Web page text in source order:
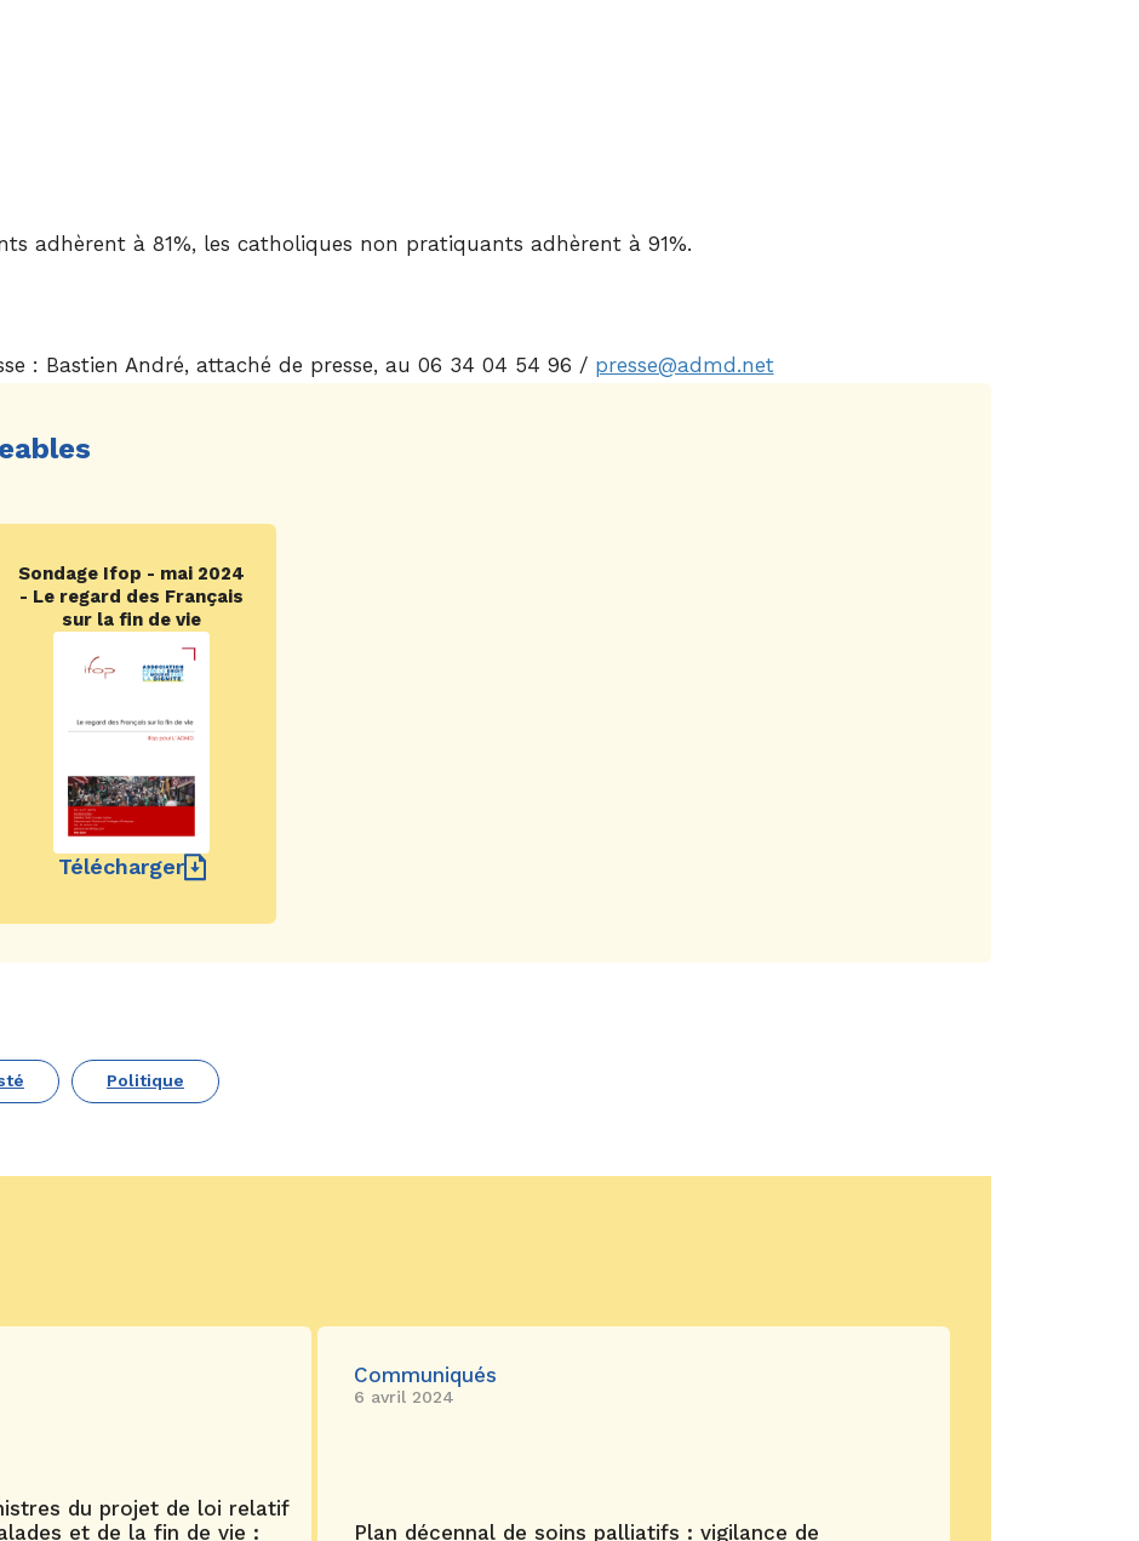
à 81%, les catholiques non pratiquants adhèrent à 91%.
: Bastien André, attaché de presse, au 06 34 04 54 96 / presse@admd.net
Sondage Ifop - mai 2024
- Le regard des Français
sur la fin de vie
Télécharger
Politique
du projet de loi relatif
et de la fin de vie :
Communiqués
6 avril 2024
Plan décennal de soins palliatifs : vigilance de